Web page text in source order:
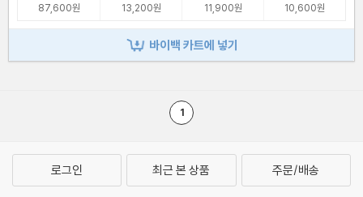
87,600원
13,200원 11,900원 10,600원
바이백 카트에 넣기
1
로그인 최근 본 상품 주문/배송